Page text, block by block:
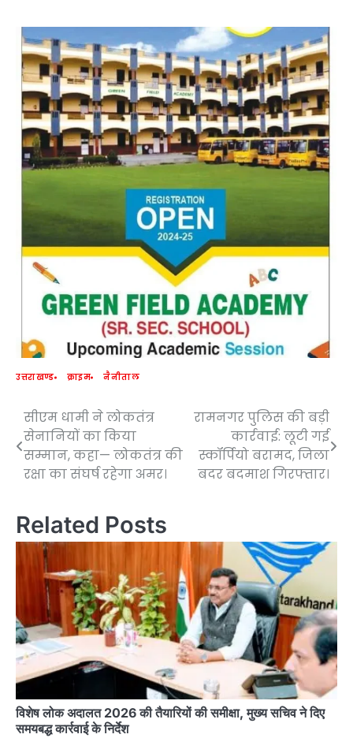
उत्तराखण्ड क्राइम नैनीताल
Post
navigation
सीएम धामी ने लोकतंत्र
सेनानियों का किया
सम्मान, कहा— लोकतंत्र की
रक्षा का संघर्ष रहेगा अमर।
रामनगर पुलिस की बड़ी
कार्रवाई: लूटी गई
स्कॉर्पियो बरामद, जिला
बदर बदमाश गिरफ्तार।
Related Posts
विशेष लोक अदालत 2026 की तैयारियों की समीक्षा, मुख्य सचिव ने दिए
समयबद्ध कार्रवाई के निर्देश